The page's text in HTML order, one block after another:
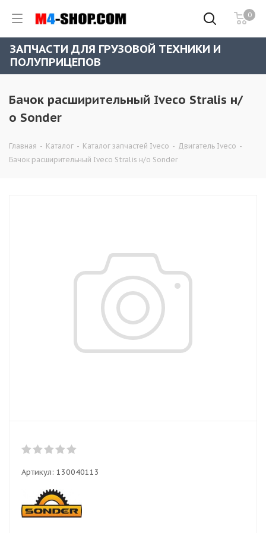
0
ЗАПЧАСТИ ДЛЯ ГРУЗОВОЙ ТЕХНИКИ И
ПОЛУПРИЦЕПОВ
Бачок расширительный Iveco Stralis н/
о Sonder
Главная - Каталог - Каталог запчастей Iveco - Двигатель Iveco -
Бачок расширительный Iveco Stralis н/о Sonder
Артикул: 130040113